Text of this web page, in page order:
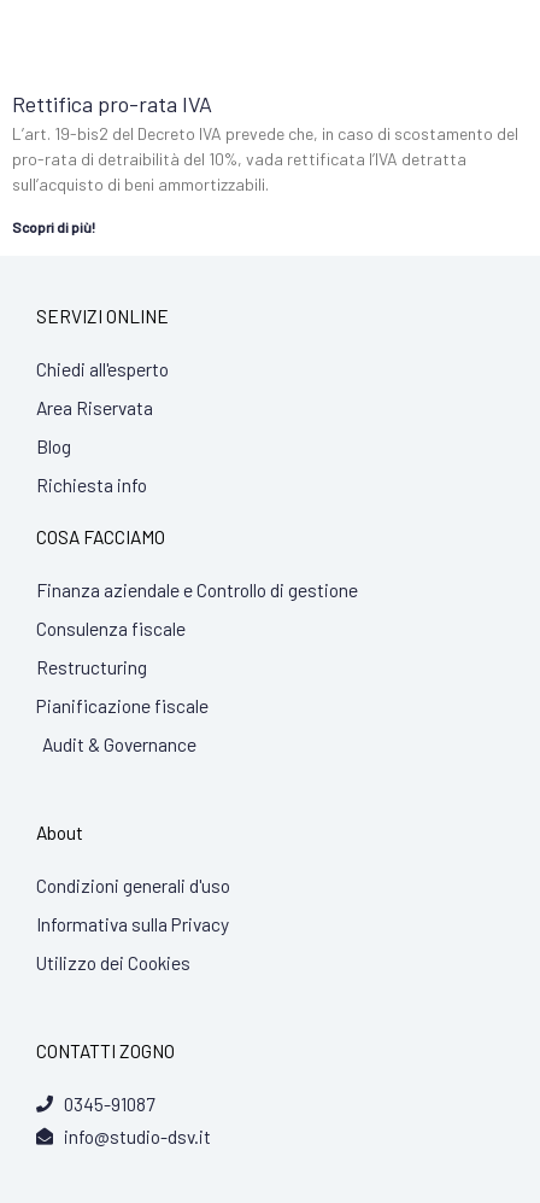
Rettifica pro-rata IVA
L’art. 19-bis2 del Decreto IVA prevede che, in caso di scostamento del
pro-rata di detraibilità del 10%, vada rettificata l’IVA detratta
sull’acquisto di beni ammortizzabili.
Scopri di più!
SERVIZI ONLINE
Chiedi all'esperto
Area Riservata
Blog
Richiesta info
COSA FACCIAMO
Finanza aziendale e Controllo di gestione
Consulenza fiscale
Restructuring
Pianificazione fiscale
Audit & Governance
About
Condizioni generali d'uso
Informativa sulla Privacy
Utilizzo dei Cookies
CONTATTI ZOGNO
0345-91087
info@studio-dsv.it